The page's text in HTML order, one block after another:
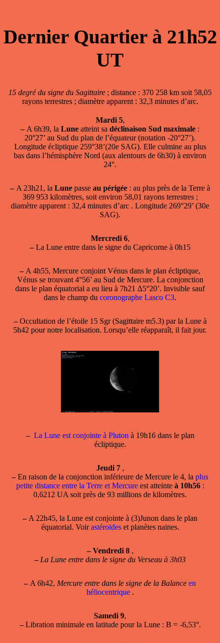
Dernier Quartier à 21h52
UT
15 degré du signe du Sagittaire ; distance : 370 258 km soit 58,05
rayons terrestres ; diamètre apparent : 32,3 minutes d’arc.
Mardi 5,
–A 6h39, la Lune atteint sa déclinaison Sud maximale :
20°27’ au Sud du plan de l’équateur (notation -20°27’).
Longitude écliptique 259°38’(20e SAG). Elle culmine au plus
bas dans l’hémisphère Nord (aux alentours de 6h30) à environ
24°.
–A 23h21, la Lunepasse au périgée: au plus près de la Terre à
369 953 kilomètres, soit environ 58,01 rayons terrestres ;
diamètre apparent : 32,4 minutes d’arc . Longitude 269°29’ (30e
SAG).
Mercredi 6,
–La Lune entre dans le signe du Capricorne à 0h15
–A 4h55, Mercure conjoint Vénus dans le plan écliptique,
Vénus se trouvant 4°56’ au Sud de Mercure. La conjonction
dans le plan équatorial a eu lieu à 7h21 ∆5°20’. Invisible sauf
dans le champ du coronographe Lasco C3.
–Occultation de l’étoile 15 Sgr (Sagittaire m5.3) par la Lune à
5h42 pour notre localisation. Lorsqu’elle réapparaît, il fait jour.
– La Lune est conjointe à Pluton à 19h16 dans le plan
écliptique.
Jeudi 7 ,
–En raison de la conjonction inférieure de Mercure le 4, la plus
petite distance entre la Terre et Mercureest atteinte à 10h56:
0,6212 UA soit près de 93 millions de kilomètres.
–A 22h45, la Lune est conjointe à (3)Junon dans le plan
équatorial. Voirastéroïdeset planètes naines.
– Vendredi 8 ,
– La Lune entre dans le signe du Verseau à 3h03
–A 6h42, Mercure entre dans le signe de la Balance en
héliocentrique .
Samedi 9,
– Libration minimale en latitudepour la Lune : B = -6,53°.